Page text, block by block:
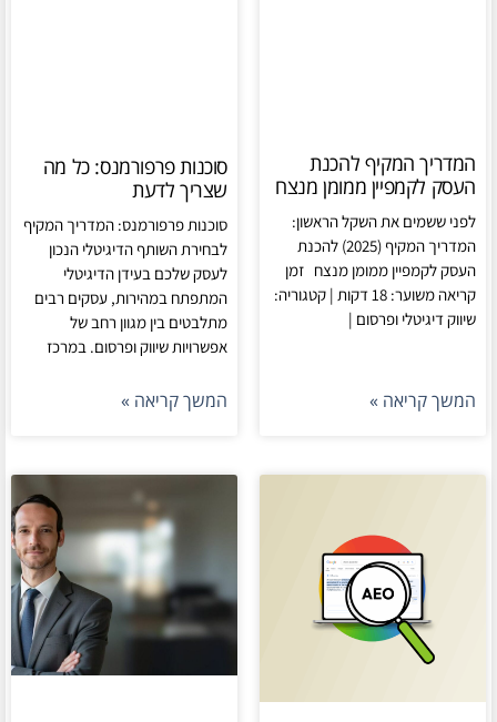
המדריך המקיף להכנת
העסק לקמפיין ממומן מנצח
לפני ששמים את השקל הראשון:
המדריך המקיף (2025) להכנת
העסק לקמפיין ממומן מנצח זמן
קריאה משוער: 18 דקות | קטגוריה:
שיווק דיגיטלי ופרסום |
המשך קריאה »
סוכנות פרפורמנס: כל מה
שצריך לדעת
סוכנות פרפורמנס: המדריך המקיף
לבחירת השותף הדיגיטלי הנכון
לעסק שלכם בעידן הדיגיטלי
המתפתח במהירות, עסקים רבים
מתלבטים בין מגוון רחב של
אפשרויות שיווק ופרסום. במרכז
המשך קריאה »